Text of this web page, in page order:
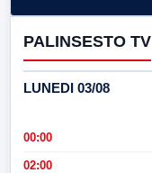
PALINSESTO TV
LUNEDI 03/08
00:00
02:00